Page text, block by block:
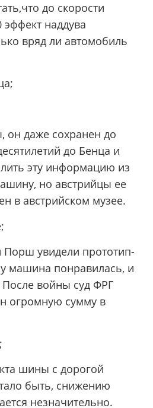
до скорости
наддува
вряд ли автомобиль
он даже сохранен до
до Бенца и
эту информацию из
но австрийцы ее
в австрийском музее.
Порш увидели прототип-
машина понравилась, и
После войны суд ФРГ
огромную сумму в
шины с дорогой
быть, снижению
незначительно.